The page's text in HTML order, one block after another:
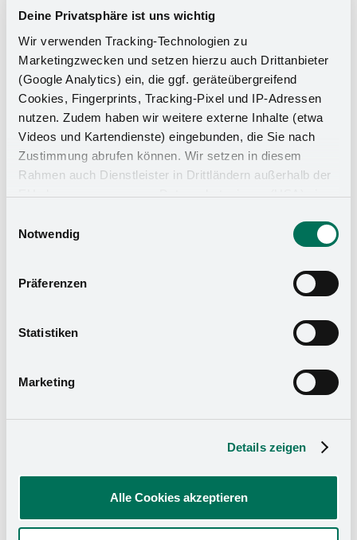
Deine Privatsphäre ist uns wichtig
Wir verwenden Tracking-Technologien zu
Marketingzwecken und setzen hierzu auch Drittanbieter
(Google Analytics) ein, die ggf. geräteübergreifend
Cookies, Fingerprints, Tracking-Pixel und IP-Adressen
nutzen. Zudem haben wir weitere externe Inhalte (etwa
Videos und Kartendienste) eingebunden, die Sie nach
Zustimmung abrufen können. Wir setzen in diesem
Rahmen auch Dienstleister in Drittländern außerhalb der
EU ohne angemessenes Datenschutzniveau (USA) ein,
zu Sicherheits- und Überwachungszwecken zugreifen,
Rechtsmittel einlegen können. Mit Ihrer Einstellung
willigen Sie in die oben beschriebenen Vorgänge ein. Sie
widerrufen. Mehr Informationen finden Sie in unserer
Impressum.
Notwendig
Präferenzen
Statistiken
Marketing
Details zeigen
Alle Cookies akzeptieren
alternativa al classico tondo da cucina